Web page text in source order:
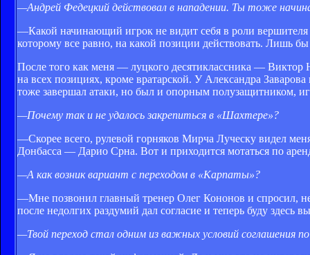
—Андрей Федецкий действовал в нападении. Ты тоже
—Какой начинающий игрок не видит себя в роли вершителя
которому все равно, на какой позиции действовать. Лишь
После того как меня — луцкого десятиклассника —
на всех позициях, кроме вратарской. У Александра
тоже завершал атаки, но был и опорным полузащитником,
—Почему так и не удалось закрепиться в «Шахтере»?
—Скорее всего, рулевой горняков Мирча Луческу видел
Донбасса — Дарио Срна. Вот и приходится мотаться по
—А как возник вариант с переходом в «Карпаты»?
—Мне позвонил главный тренер Олег Кононов и спросил, не
после недолгих раздумий дал согласие и теперь буду здесь
—Твой переход стал одним из важных условий соглашения